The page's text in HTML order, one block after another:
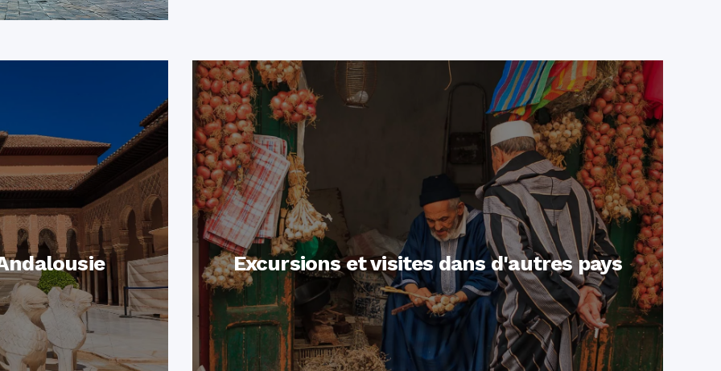
Excursions et visites dans d'autres pays
Cliquer pour voir les destinations